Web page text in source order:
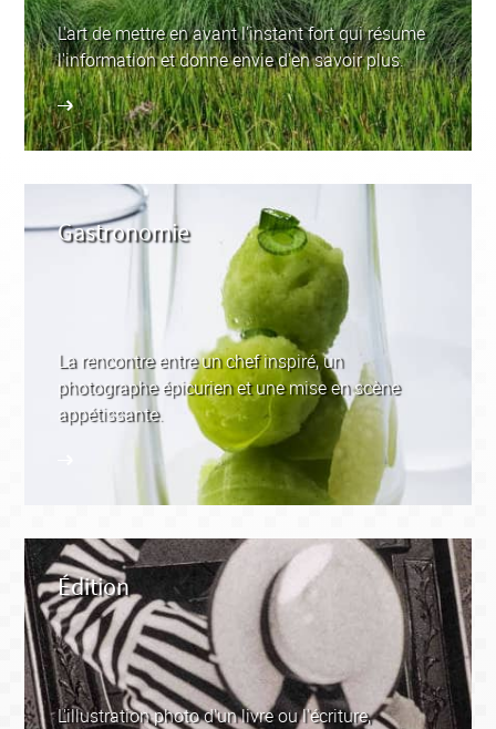
L'art de mettre en avant l'instant fort qui résume
l'information et donne envie d'en savoir plus.
Gastronomie
La rencontre entre un chef inspiré, un
photographe épicurien et une mise en scène
appétissante.
Édition
L'illustration photo d'un livre ou l'écriture,